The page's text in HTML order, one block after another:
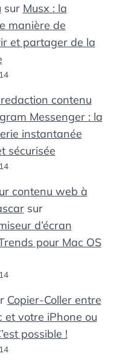
sur Musx : la
manière de
et partager de la
contenu
Messenger : la
instantanée
sécurisée
contenu web à
sur
d’écran
pour Mac OS
Copier-Coller entre
et votre iPhone ou
possible !